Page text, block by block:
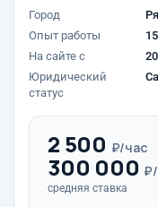
Город
Опыт работы
На сайте с
Юридический
статус
2 500 ₽/час
300 000
средняя ставка